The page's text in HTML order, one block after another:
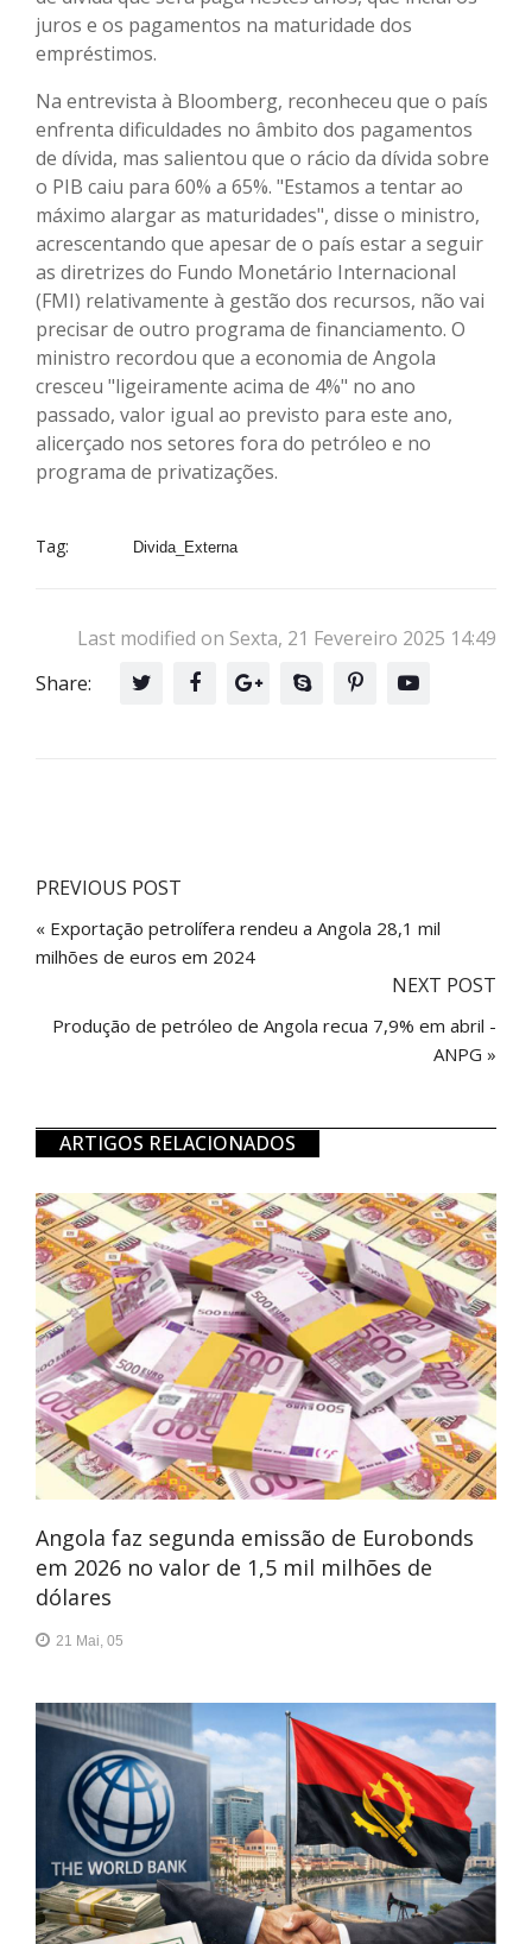
juros e os pagamentos na maturidade dos
empréstimos.
Na entrevista à Bloomberg, reconheceu que o país
enfrenta dificuldades no âmbito dos pagamentos
de dívida, mas salientou que o rácio da dívida sobre
o PIB caiu para 60% a 65%. "Estamos a tentar ao
máximo alargar as maturidades", disse o ministro,
acrescentando que apesar de o país estar a seguir
as diretrizes do Fundo Monetário Internacional
(FMI) relativamente à gestão dos recursos, não vai
precisar de outro programa de financiamento. O
ministro recordou que a economia de Angola
cresceu "ligeiramente acima de 4%" no ano
passado, valor igual ao previsto para este ano,
alicerçado nos setores fora do petróleo e no
programa de privatizações.
Tag: Divida_Externa
Last modified on Sexta, 21 Fevereiro 2025 14:49
Share:
PREVIOUS POST
« Exportação petrolífera rendeu a Angola 28,1 mil
milhões de euros em 2024
NEXT POST
Produção de petróleo de Angola recua 7,9% em abril -
ANPG »
ARTIGOS RELACIONADOS
Angola faz segunda emissão de Eurobonds
em 2026 no valor de 1,5 mil milhões de
dólares
21 Mai, 05